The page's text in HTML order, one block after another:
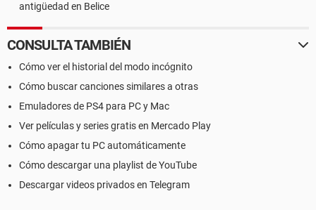
antigüedad en Belice
CONSULTA TAMBIÉN
Cómo ver el historial del modo incógnito
Cómo buscar canciones similares a otras
Emuladores de PS4 para PC y Mac
Ver películas y series gratis en Mercado Play
Cómo apagar tu PC automáticamente
Cómo descargar una playlist de YouTube
Descargar videos privados en Telegram